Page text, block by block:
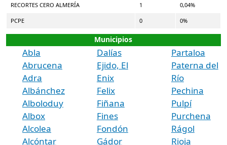
RECORTES CERO ALMERÍA 1 0,04%
PCPE 0 0%
Municipios
Abla
Abrucena
Adra
Albánchez
Alboloduy
Albox
Alcolea
Alcóntar
Dalías
Ejido, El
Enix
Felix
Fiñana
Fines
Fondón
Gádor
Partaloa
Paterna del
Río
Pechina
Pulpí
Purchena
Rágol
Rioja